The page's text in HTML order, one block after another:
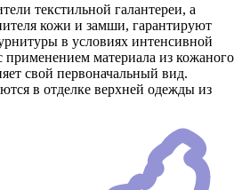
текстильной галантереи, а
кожи и замши, гарантируют
в условиях интенсивной
применением материала из кожаного
свой первоначальный вид.
в отделке верхней одежды из